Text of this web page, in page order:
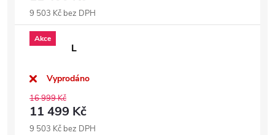
9 503 Kč bez DPH
Akce
L
Vyprodáno
16 999 Kč
11 499 Kč
9 503 Kč bez DPH